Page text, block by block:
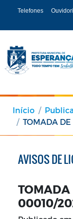
Telefones
Início
TOMADA DE
AVISOS DE
TOMADA
00010/